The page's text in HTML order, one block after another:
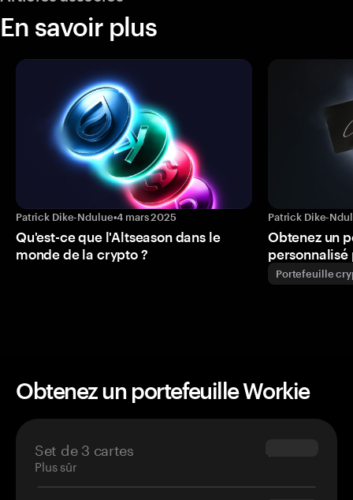
En savoir plus
Patrick Dike-Ndulue•4 mars 2025
Qu'est-ce que l'Altseason dans le
monde de la crypto ?
Patrick Dike-
Obtenez un
personnalisé
Portefeuille
Obtenez un portefeuille Workie
Set de 3 cartes
Plus sûr
$69.90